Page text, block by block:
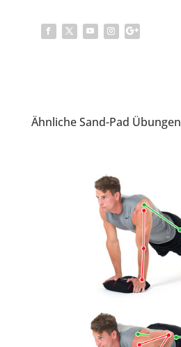
Ähnliche Sand-Pad Übungen